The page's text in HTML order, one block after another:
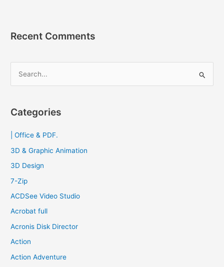
ถอน
ติด
Recent Comments
r
f
o
Categories
| Office & PDF.
3D & Graphic Animation
3D Design
7-Zip
ACDSee Video Studio
Acrobat full
Acronis Disk Director
Action
Action Adventure